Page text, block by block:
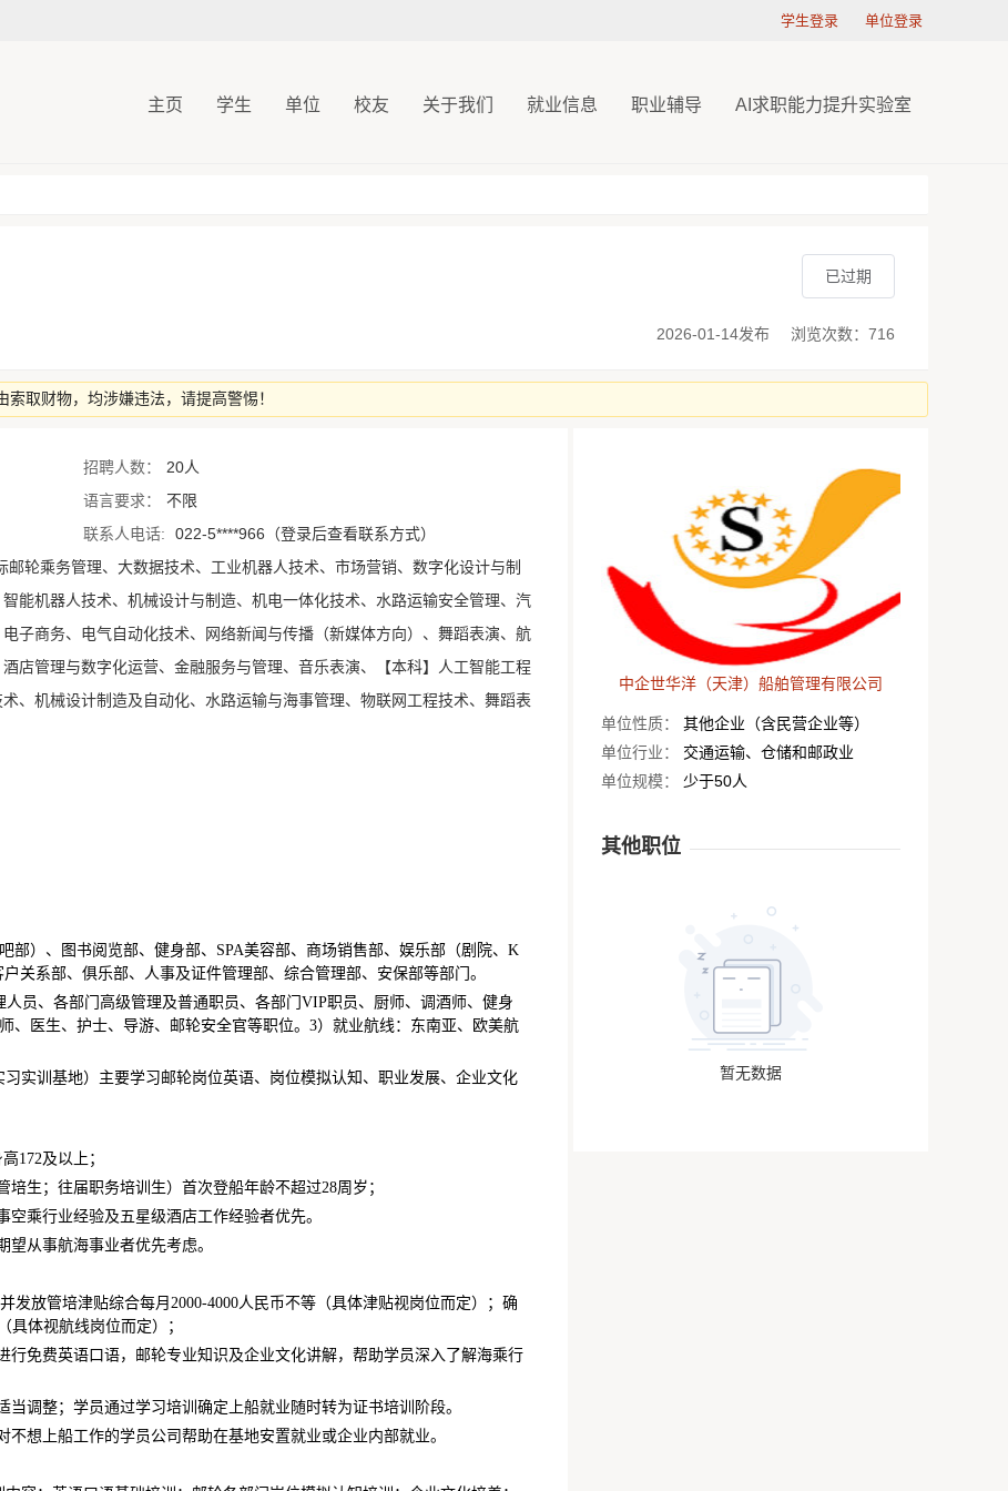
学生登录 单位登录
主页 学生 单位 校友 关于我们 就业信息 职业辅导 AI求职能力提升实验室
已过期
2026-01-14发布 浏览次数：716
取财物，均涉嫌违法，请提高警惕！
招聘人数：
20人
语言要求：
不限
联系人电话:
022-5****966（登录后查看联系方式）
邮轮乘务管理、大数据技术、工业机器人技术、市场营销、数字化设计与制
能机器人技术、机械设计与制造、机电一体化技术、水路运输安全管理、汽
子商务、电气自动化技术、网络新闻与传播（新媒体方向）、舞蹈表演、航
店管理与数字化运营、金融服务与管理、音乐表演、【本科】人工智能工程
、机械设计制造及自动化、水路运输与海事管理、物联网工程技术、舞蹈表
部）、图书阅览部、健身部、SPA美容部、商场销售部、娱乐部（剧院、K
关系部、俱乐部、人事及证件管理部、综合管理部、安保部等部门。
员、各部门高级管理及普通职员、各部门VIP职员、厨师、调酒师、健身
、医生、护士、导游、邮轮安全官等职位。3）就业航线：东南亚、欧美航
实训基地）主要学习邮轮岗位英语、岗位模拟认知、职业发展、企业文化
172及以上；
生；往届职务培训生）首次登船年龄不超过28周岁；
乘行业经验及五星级酒店工作经验者优先。
从事航海事业者优先考虑。
发放管培津贴综合每月2000-4000人民币不等（具体津贴视岗位而定）；确
具体视航线岗位而定）；
行免费英语口语，邮轮专业知识及企业文化讲解，帮助学员深入了解海乘行
调整；学员通过学习培训确定上船就业随时转为证书培训阶段。
想上船工作的学员公司帮助在基地安置就业或企业内部就业。
中企世华洋（天津）船舶管理有限公司
单位性质：
其他企业（含民营企业等）
单位行业：
交通运输、仓储和邮政业
单位规模：
少于50人
其他职位
暂无数据